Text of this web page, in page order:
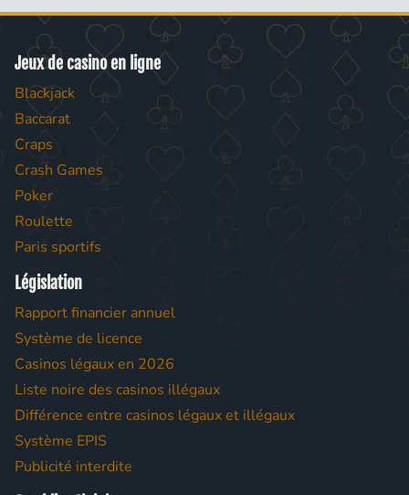
Jeux de casino en ligne
Blackjack
Baccarat
Craps
Crash Games
Poker
Roulette
Paris sportifs
Législation
Rapport financier annuel
Système de licence
Casinos légaux en 2026
Liste noire des casinos illégaux
Différence entre casinos légaux et illégaux
Système EPIS
Publicité interdite